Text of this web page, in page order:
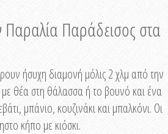
Παράδεισος στα
ήσυχη διαμονή μόλις 2 χλμ από την
θέα στη θάλασσα ή το βουνό και ένα
μπάνιο, κουζινάκι και μπαλκόνι. Οι
κήπο με κιόσκι.